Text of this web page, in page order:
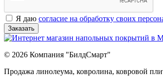
Я даю согласие на обработку своих
Заказать
© 2026 Компания "БилдСмарт"
Продажа линолеума, ковролина, ковровой